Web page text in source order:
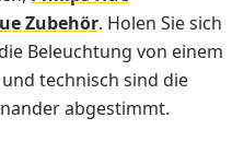
Zubehör. Holen Sie sich
Beleuchtung von einem
technisch sind die
abgestimmt.